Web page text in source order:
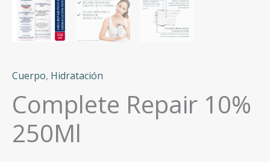
Cuerpo, Hidratación
Complete Repair 10%
250Ml